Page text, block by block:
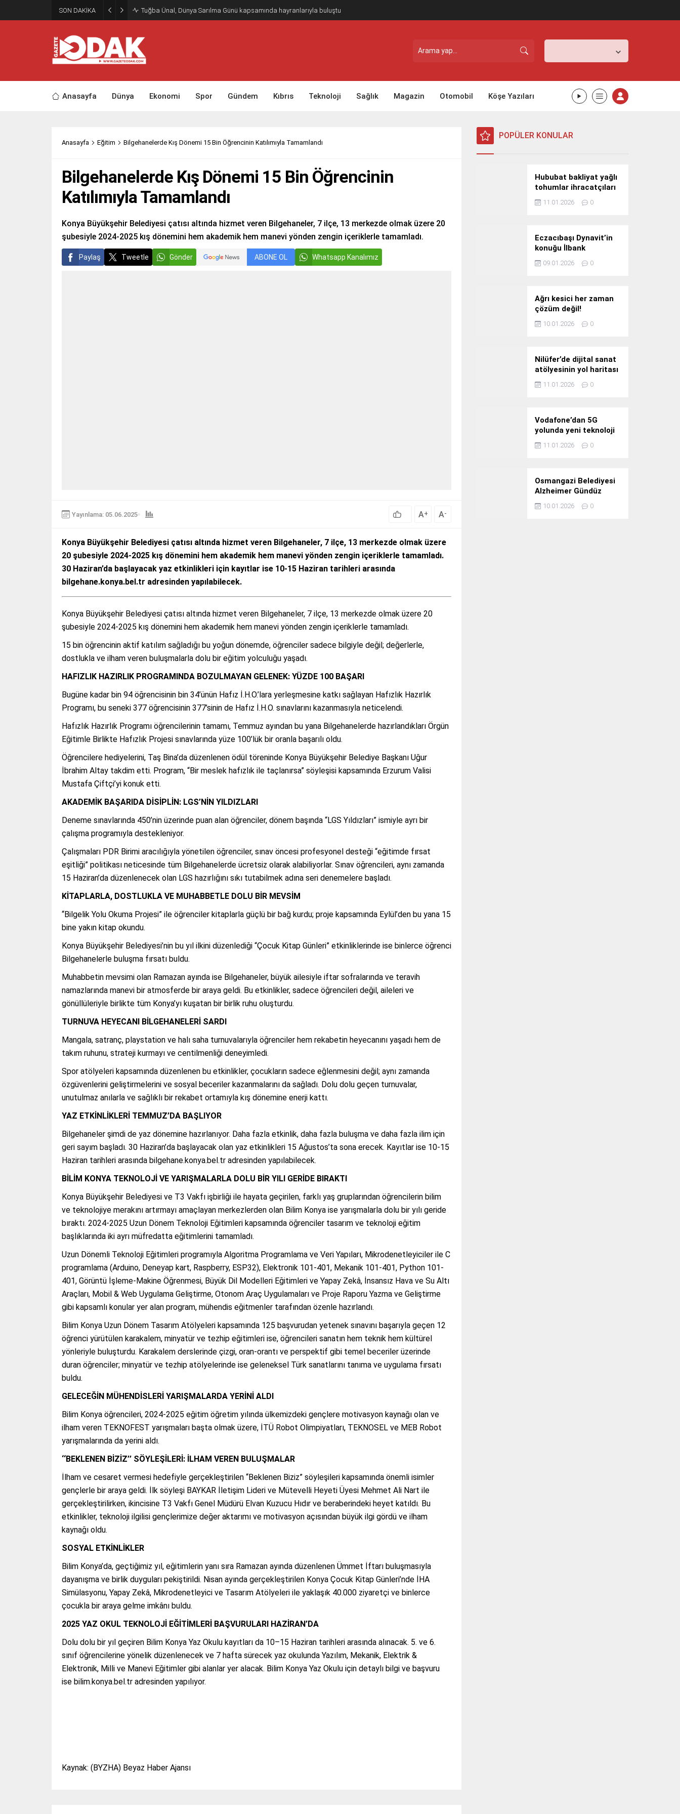
SON DAKİKA Tuğba Ünal, Dünya Sarılma Günü kapsamında hayranlarıyla buluştu
Anasayfa Dünya Ekonomi Spor Gündem Kıbrıs Teknoloji Sağlık Magazin Otomobil Köşe Yazıları
Anasayfa Eğitim Bilgehanelerde Kış Dönemi 15 Bin Öğrencinin Katılımıyla Tamamlandı
Bilgehanelerde Kış Dönemi 15 Bin Öğrencinin
Katılımıyla Tamamlandı
Konya Büyükşehir Belediyesi çatısı altında hizmet veren Bilgehaneler, 7 ilçe, 13 merkezde olmak üzere 20
şubesiyle 2024-2025 kış dönemini hem akademik hem manevi yönden zengin içeriklerle tamamladı.
Paylaş Tweetle Gönder ABONE OL Whatsapp Kanalımız
Yayınlama: 05.06.2025 A+ A-
Konya Büyükşehir Belediyesi çatısı altında hizmet veren Bilgehaneler, 7 ilçe, 13 merkezde olmak üzere
20 şubesiyle 2024-2025 kış dönemini hem akademik hem manevi yönden zengin içeriklerle tamamladı.
30 Haziran’da başlayacak yaz etkinlikleri için kayıtlar ise 10-15 Haziran tarihleri arasında
bilgehane.konya.bel.tr adresinden yapılabilecek.
Konya Büyükşehir Belediyesi çatısı altında hizmet veren Bilgehaneler, 7 ilçe, 13 merkezde olmak üzere 20
şubesiyle 2024-2025 kış dönemini hem akademik hem manevi yönden zengin içeriklerle tamamladı.
15 bin öğrencinin aktif katılım sağladığı bu yoğun dönemde, öğrenciler sadece bilgiyle değil; değerlerle,
dostlukla ve ilham veren buluşmalarla dolu bir eğitim yolculuğu yaşadı.
HAFIZLIK HAZIRLIK PROGRAMINDA BOZULMAYAN GELENEK: YÜZDE 100 BAŞARI
Bugüne kadar bin 94 öğrencisinin bin 34’ünün Hafız İ.H.O.’lara yerleşmesine katkı sağlayan Hafızlık Hazırlık
Programı, bu seneki 377 öğrencisinin 377’sinin de Hafız İ.H.O. sınavlarını kazanmasıyla neticelendi.
Hafızlık Hazırlık Programı öğrencilerinin tamamı, Temmuz ayından bu yana Bilgehanelerde hazırlandıkları Örgün
Eğitimle Birlikte Hafızlık Projesi sınavlarında yüze 100’lük bir oranla başarılı oldu.
Öğrencilere hediyelerini, Taş Bina’da düzenlenen ödül töreninde Konya Büyükşehir Belediye Başkanı Uğur
İbrahim Altay takdim etti. Program, “Bir meslek hafızlık ile taçlanırsa” söyleşisi kapsamında Erzurum Valisi
Mustafa Çiftçi’yi konuk etti.
AKADEMİK BAŞARIDA DİSİPLİN: LGS’NİN YILDIZLARI
Deneme sınavlarında 450’nin üzerinde puan alan öğrenciler, dönem başında “LGS Yıldızları” ismiyle ayrı bir
çalışma programıyla destekleniyor.
Çalışmaları PDR Birimi aracılığıyla yönetilen öğrenciler, sınav öncesi profesyonel desteği “eğitimde fırsat
eşitliği” politikası neticesinde tüm Bilgehanelerde ücretsiz olarak alabiliyorlar. Sınav öğrencileri, aynı zamanda
15 Haziran’da düzenlenecek olan LGS hazırlığını sıkı tutabilmek adına seri denemelere başladı.
KİTAPLARLA, DOSTLUKLA VE MUHABBETLE DOLU BİR MEVSİM
“Bilgelik Yolu Okuma Projesi” ile öğrenciler kitaplarla güçlü bir bağ kurdu; proje kapsamında Eylül’den bu yana 15
bine yakın kitap okundu.
Konya Büyükşehir Belediyesi’nin bu yıl ilkini düzenlediği “Çocuk Kitap Günleri” etkinliklerinde ise binlerce öğrenci
Bilgehanelerle buluşma fırsatı buldu.
Muhabbetin mevsimi olan Ramazan ayında ise Bilgehaneler, büyük ailesiyle iftar sofralarında ve teravih
namazlarında manevi bir atmosferde bir araya geldi. Bu etkinlikler, sadece öğrencileri değil, aileleri ve
gönüllüleriyle birlikte tüm Konya’yı kuşatan bir birlik ruhu oluşturdu.
TURNUVA HEYECANI BİLGEHANELERİ SARDI
Mangala, satranç, playstation ve halı saha turnuvalarıyla öğrenciler hem rekabetin heyecanını yaşadı hem de
takım ruhunu, strateji kurmayı ve centilmenliği deneyimledi.
Spor atölyeleri kapsamında düzenlenen bu etkinlikler, çocukların sadece eğlenmesini değil; aynı zamanda
özgüvenlerini geliştirmelerini ve sosyal beceriler kazanmalarını da sağladı. Dolu dolu geçen turnuvalar,
unutulmaz anılarla ve sağlıklı bir rekabet ortamıyla kış dönemine enerji kattı.
YAZ ETKİNLİKLERİ TEMMUZ’DA BAŞLIYOR
Bilgehaneler şimdi de yaz dönemine hazırlanıyor. Daha fazla etkinlik, daha fazla buluşma ve daha fazla ilim için
geri sayım başladı. 30 Haziran’da başlayacak olan yaz etkinlikleri 15 Ağustos’ta sona erecek. Kayıtlar ise 10-15
Haziran tarihleri arasında bilgehane.konya.bel.tr adresinden yapılabilecek.
BİLİM KONYA TEKNOLOJİ VE YARIŞMALARLA DOLU BİR YILI GERİDE BIRAKTI
Konya Büyükşehir Belediyesi ve T3 Vakfı işbirliği ile hayata geçirilen, farklı yaş gruplarından öğrencilerin bilim
ve teknolojiye merakını artırmayı amaçlayan merkezlerden olan Bilim Konya ise yarışmalarla dolu bir yılı geride
bıraktı. 2024-2025 Uzun Dönem Teknoloji Eğitimleri kapsamında öğrenciler tasarım ve teknoloji eğitim
başlıklarında iki ayrı müfredatta eğitimlerini tamamladı.
Uzun Dönemli Teknoloji Eğitimleri programıyla Algoritma Programlama ve Veri Yapıları, Mikrodenetleyiciler ile C
programlama (Arduino, Deneyap kart, Raspberry, ESP32), Elektronik 101-401, Mekanik 101-401, Python 101-
401, Görüntü İşleme-Makine Öğrenmesi, Büyük Dil Modelleri Eğitimleri ve Yapay Zekâ, İnsansız Hava ve Su Altı
Araçları, Mobil & Web Uygulama Geliştirme, Otonom Araç Uygulamaları ve Proje Raporu Yazma ve Geliştirme
gibi kapsamlı konular yer alan program, mühendis eğitmenler tarafından özenle hazırlandı.
Bilim Konya Uzun Dönem Tasarım Atölyeleri kapsamında 125 başvurudan yetenek sınavını başarıyla geçen 12
öğrenci yürütülen karakalem, minyatür ve tezhip eğitimleri ise, öğrencileri sanatın hem teknik hem kültürel
yönleriyle buluşturdu. Karakalem derslerinde çizgi, oran-orantı ve perspektif gibi temel beceriler üzerinde
duran öğrenciler; minyatür ve tezhip atölyelerinde ise geleneksel Türk sanatlarını tanıma ve uygulama fırsatı
buldu.
GELECEĞİN MÜHENDİSLERİ YARIŞMALARDA YERİNİ ALDI
Bilim Konya öğrencileri, 2024-2025 eğitim öğretim yılında ülkemizdeki gençlere motivasyon kaynağı olan ve
ilham veren TEKNOFEST yarışmaları başta olmak üzere, İTÜ Robot Olimpiyatları, TEKNOSEL ve MEB Robot
yarışmalarında da yerini aldı.
‘‘BEKLENEN BİZİZ’’ SÖYLEŞİLERİ: İLHAM VEREN BULUŞMALAR
İlham ve cesaret vermesi hedefiyle gerçekleştirilen ‘‘Beklenen Biziz” söyleşileri kapsamında önemli isimler
gençlerle bir araya geldi. İlk söyleşi BAYKAR İletişim Lideri ve Mütevelli Heyeti Üyesi Mehmet Ali Nart ile
gerçekleştirilirken, ikincisine T3 Vakfı Genel Müdürü Elvan Kuzucu Hıdır ve beraberindeki heyet katıldı. Bu
etkinlikler, teknoloji ilgilisi gençlerimize değer aktarımı ve motivasyon açısından büyük ilgi gördü ve ilham
kaynağı oldu.
SOSYAL ETKİNLİKLER
Bilim Konya’da, geçtiğimiz yıl, eğitimlerin yanı sıra Ramazan ayında düzenlenen Ümmet İftarı buluşmasıyla
dayanışma ve birlik duyguları pekiştirildi. Nisan ayında gerçekleştirilen Konya Çocuk Kitap Günleri’nde İHA
Simülasyonu, Yapay Zekâ, Mikrodenetleyici ve Tasarım Atölyeleri ile yaklaşık 40.000 ziyaretçi ve binlerce
çocukla bir araya gelme imkânı buldu.
2025 YAZ OKUL TEKNOLOJİ EĞİTİMLERİ BAŞVURULARI HAZİRAN’DA
Dolu dolu bir yıl geçiren Bilim Konya Yaz Okulu kayıtları da 10–15 Haziran tarihleri arasında alınacak. 5. ve 6.
sınıf öğrencilerine yönelik düzenlenecek ve 7 hafta sürecek yaz okulunda Yazılım, Mekanik, Elektrik &
Elektronik, Milli ve Manevi Eğitimler gibi alanlar yer alacak. Bilim Konya Yaz Okulu için detaylı bilgi ve başvuru
ise bilim.konya.bel.tr adresinden yapılıyor.
Kaynak: (BYZHA) Beyaz Haber Ajansı
POPÜLER KONULAR
Hububat bakliyat yağlı
tohumlar ihracatçıları
Güney Kore yolcusu
11.01.2026 0
Eczacıbaşı Dynavit’in
konuğu İlbank
09.01.2026 0
Ağrı kesici her zaman
çözüm değil!
10.01.2026 0
Nilüfer’de dijital sanat
atölyesinin yol haritası
konuşuldu
11.01.2026 0
Vodafone’dan 5G
yolunda yeni teknoloji
yatırımı
11.01.2026 0
Osmangazi Belediyesi
Alzheimer Gündüz
Bakım Evi 3. Yılını
Kutladı
10.01.2026 0